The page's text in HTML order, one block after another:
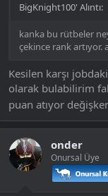
BigKnight100' Alıntı:
kanka bu rütbeler
çekince rank artıyor.
Kesilen karşı
olarak bulabilirim
puan atıyor
onder
Onursal Üye